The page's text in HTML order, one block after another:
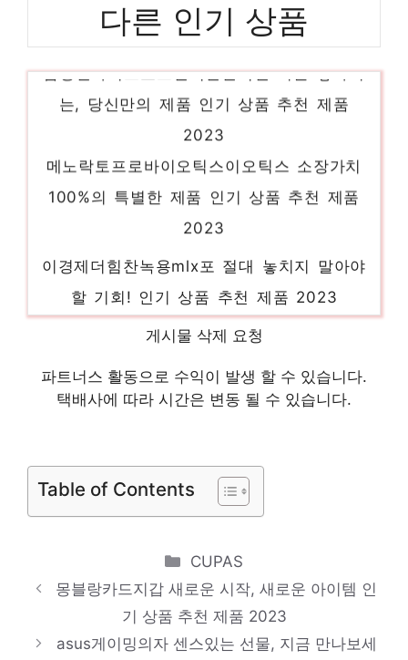
다른 인기 상품
이경제더힘찬녹용mlx포 절대 놓치지 말아야
할 기회! 인기 상품 추천 제품 2023
딥워터매실 당신만의 특별한 아이템! 인기 상
품 추천 제품 2023
도고압박스타킹 지금이 당신의 시간입니다!
인기 상품 추천 제품 2023
가치 인기 상품 추천 제품 2023
블레이드러너 놓칠 수 없는 이번 특가! 인기
게시물 삭제 요청
파트너스 활동으로 수익이 발생 할 수 있습니다.
택배사에 따라 시간은 변동 될 수 있습니다.
Table of Contents
Categories
CUPAS
몽블랑카드지갑 새로운 시작, 새로운 아이템 인
기 상품 추천 제품 2023
asus게이밍의자 센스있는 선물, 지금 만나보세